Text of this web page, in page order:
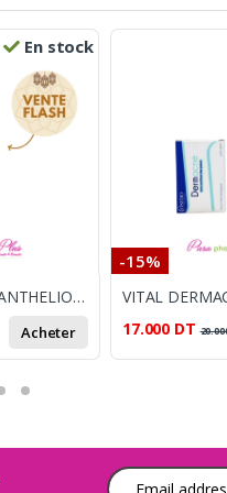
En stock
LA ROCHE POSAY ANTHELIOS UVMUNE 400 OIL CONTROL GEL CREME INVISIBLE SPF50+, 50ML
Acheter
-15%
17.000 DT
Adresse e-mail